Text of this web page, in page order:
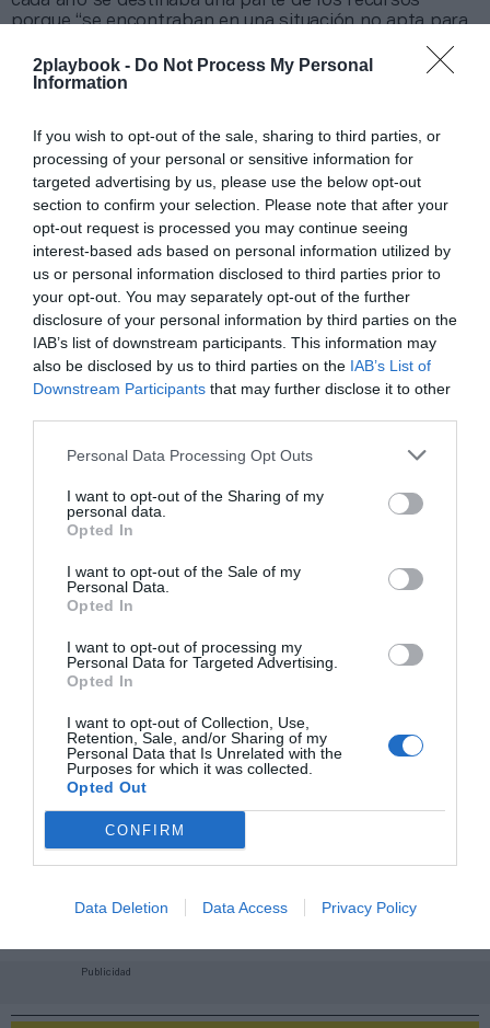
2playbook - Do Not Process My Personal
Information
If you wish to opt-out of the sale, sharing to third parties, or
processing of your personal or sensitive information for
targeted advertising by us, please use the below opt-out
section to confirm your selection. Please note that after your
opt-out request is processed you may continue seeing
interest-based ads based on personal information utilized by
us or personal information disclosed to third parties prior to
your opt-out. You may separately opt-out of the further
disclosure of your personal information by third parties on the
IAB’s list of downstream participants. This information may
also be disclosed by us to third parties on the IAB’s List of
Downstream Participants that may further disclose it to other
Personal Data Processing Opt Outs
I want to opt-out of the Sharing of my
personal data.
Opted In
I want to opt-out of the Sale of my
Personal Data.
Opted In
I want to opt-out of processing my
Personal Data for Targeted Advertising.
Opted In
I want to opt-out of Collection, Use,
Retention, Sale, and/or Sharing of my
Personal Data that Is Unrelated with the
Purposes for which it was collected.
Opted Out
CONFIRM
Data Deletion Data Access Privacy Policy
Índex2P
Albacete Balompié
porque “se encontraban en una situación no apta para
En todo este tiempo también ha realizado algunas
inversiones patrimoniales, donde destacan
césped artificial en la ciudad deportiva, o 564.000
euros para adaptarse a las exigencias del fútbol
profesional en el estadio.
El Albacete Balompié había logrado doblar sus
ingresos comerciales, hasta 2,5 millones de euros,
un importe que esperan sostener con la búsqueda
de nuevas fórmulas de activación. “Es cierto que
contamos el respaldo de haber crecido en el sector
local-regional, lo que permite establecer un vínculo
más estrecho a la hora de proponer acciones
conjuntas.
En este sentido, y dado el carácter social de la
situación, la Fundación ha sido un vehículo fundamental
compartimos”, apostillaba Varela antes de la tercera
Añadir 2Playbook
Mantente informado con las últimas noticias de actualidad.
ACTIVAR AHORA
Compartir
Imprimir
Publicidad